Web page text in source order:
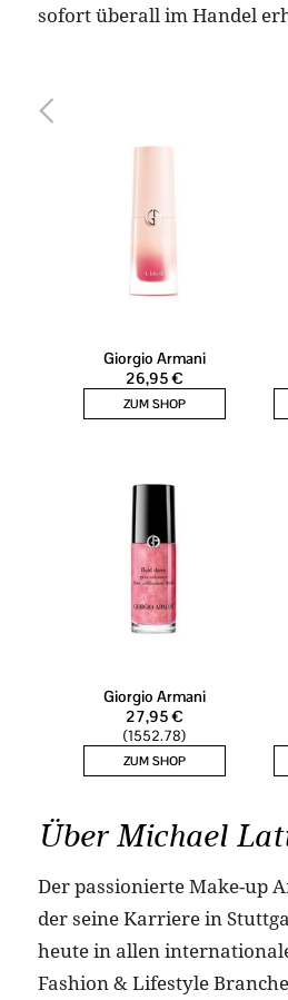
sofort überall im Handel
Über Michael
Der passionierte Make-up
der seine Karriere in
heute in allen
Fashion & Lifestyle